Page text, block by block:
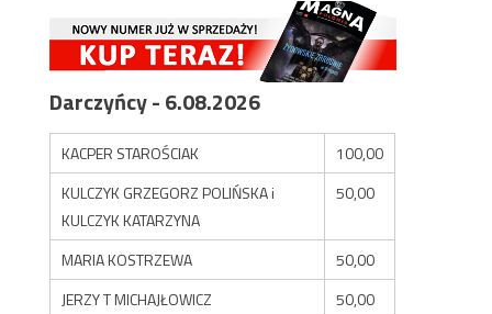
Darczyńcy - 6.08.2026
KACPER STAROŚCIAK
100,00
KULCZYK GRZEGORZ POLIŃSKA i
KULCZYK KATARZYNA
50,00
MARIA KOSTRZEWA
50,00
JERZY T MICHAJŁOWICZ
50,00